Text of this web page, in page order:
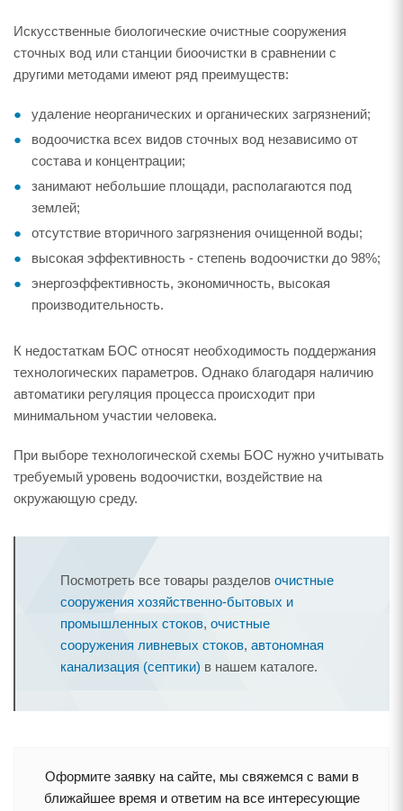
Искусственные биологические очистные сооружения
сточных вод или станции биоочистки в сравнении с
другими методами имеют ряд преимуществ:
удаление неорганических и органических загрязнений;
водоочистка всех видов сточных вод независимо от
состава и концентрации;
занимают небольшие площади, располагаются под
землей;
отсутствие вторичного загрязнения очищенной воды;
высокая эффективность - степень водоочистки до 98%;
энергоэффективность, экономичность, высокая
производительность.
К недостаткам БОС относят необходимость поддержания
технологических параметров. Однако благодаря наличию
автоматики регуляция процесса происходит при
минимальном участии человека.
При выборе технологической схемы БОС нужно учитывать
требуемый уровень водоочистки, воздействие на
окружающую среду.
Посмотреть все товары разделов очистные
сооружения хозяйственно-бытовых и
промышленных стоков, очистные
сооружения ливневых стоков, автономная
канализация (септики) в нашем каталоге.
Оформите заявку на сайте, мы свяжемся с вами в
ближайшее время и ответим на все интересующие